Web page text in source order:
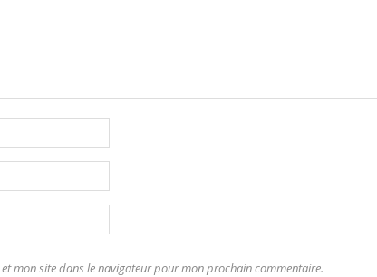
mon site dans le navigateur pour mon prochain commentaire.